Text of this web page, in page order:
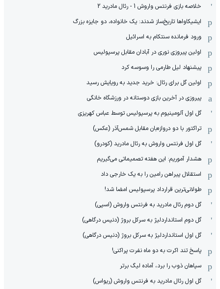
خلاصه بازی فرنتس واروش 1 - رئال مادرید 2
ایشیکاوا‌ها تاریخ‌ساز شدند: یک خانواده، دو جایزه بزرگ
ورود فرمانده سنتکام به اسرائیل
اولین پیروزی نوری در آبادان مقابل پرسپولیس
پیشنهاد لیل طارمی را وسوسه کرد
اولین گل برای رئال: خرید جدید به رویایش رسید
پیروزی در آخرین بازی دوستانه در ورزشگاه خانگی
گل اول آلومینیوم به پرسپولیس توسط عباس کهریزی
تراکتور با دو دروازه‌بان مقابل شمس‌آذر (عکس)
گل اول فرنتس واروش به رئال مادرید (کودرو)
هشدار آموریم: این هفته تصمیماتی می‌گیریم
استقلال پیراهن رامین را به یک خارجی داد
طولانی‌ترین قرارداد پرسپولیس امضا شد!
گل دوم رئال مادرید به فرنتس واروش (اسپی)
گل دوم استانداردلیژ به سرکل بروژ (دنیس درگاهی)
گل اول استانداردلیژ به سرکل بروژ (دنیس درگاهی)
پاسخ تند اکرت به دو ماه نفرت پراکنی!
سپاهان ذوب را برد، آماده لیگ برتر
گل اول رئال مادرید به فرنتس واروش (ریواس)